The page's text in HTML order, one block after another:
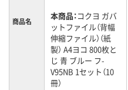
商品名 本商品：コクヨ ガバ
ットファイル（背幅
伸縮ファイル）（紙
製） A4ヨコ 800枚と
じ 青 ブルー フ-
V95NB 1セット（10
冊）